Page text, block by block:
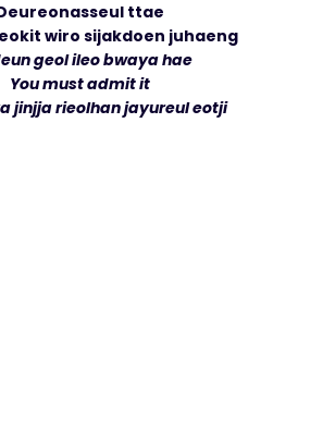
ttae
wiro sijakdoen juhaeng
geol ileo bwaya hae
You must admit it
jinjja rieolhan jayureul eotji